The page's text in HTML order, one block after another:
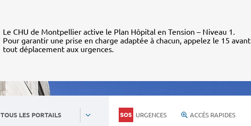
Le CHU de Montpellier active le Plan Hôpital en Tension – Niveau 1.
Pour garantir une prise en charge adaptée à chacun, appelez le 15 avant
tout déplacement aux urgences.
TOUS LES PORTAILS URGENCES ACCÈS RAPIDES